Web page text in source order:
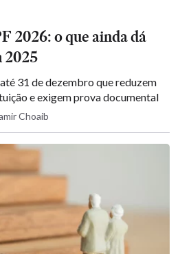
2026: o que ainda dá
2025
31 de dezembro que reduzem
e exigem prova documental
Choaib